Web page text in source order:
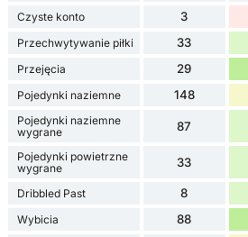
Czyste konto 3
Przechwytywanie piłki 33
Przejęcia 29
Pojedynki naziemne 148
Pojedynki naziemne
wygrane
87
Pojedynki powietrzne
wygrane
33
Dribbled Past 8
Wybicia 88